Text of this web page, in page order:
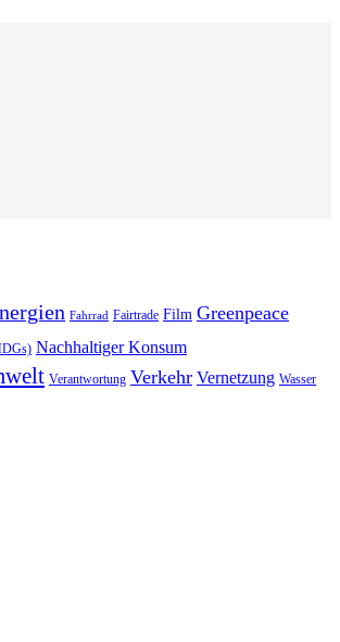
Fahrrad Fairtrade Film Greenpeace
Nachhaltiger Konsum
Verantwortung Verkehr Vernetzung Wasser